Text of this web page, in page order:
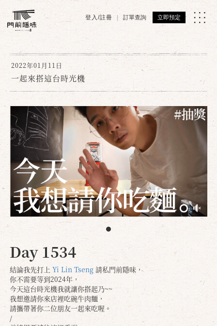
登入/註冊 訂單查詢 立即預定
2022年01月11日
一起來搭這台時光機
Day 1534
結論我先打上 Yi Lin Tseng 請私門前隱味，
你不需要等到2024年，
今天這台時光機我就讓你搭起乃~~
我想邀請你來店裡吃碗牛肉麵，
請攜帶著你二位朋友一起來吃喔。
/